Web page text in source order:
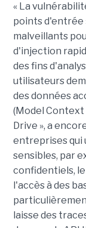
« La
points d'entrée
malveillants
d'injection
des fins
utilisateurs
des données
(Model
Drive », a
entreprises qui
sensibles, par
confidentiels,
l'accès à des
laisse des